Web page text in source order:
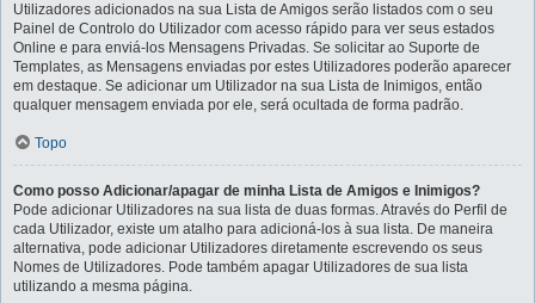
Utilizadores adicionados na sua Lista de Amigos serão listados com o seu
Painel de Controlo do Utilizador com acesso rápido para ver seus estados
Online e para enviá-los Mensagens Privadas. Se solicitar ao Suporte de
Templates, as Mensagens enviadas por estes Utilizadores poderão aparecer
em destaque. Se adicionar um Utilizador na sua Lista de Inimigos, então
qualquer mensagem enviada por ele, será ocultada de forma padrão.
Topo
Como posso Adicionar/apagar de minha Lista de Amigos e Inimigos?
Pode adicionar Utilizadores na sua lista de duas formas. Através do Perfil de
cada Utilizador, existe um atalho para adicioná-los à sua lista. De maneira
alternativa, pode adicionar Utilizadores diretamente escrevendo os seus
Nomes de Utilizadores. Pode também apagar Utilizadores de sua lista
utilizando a mesma página.